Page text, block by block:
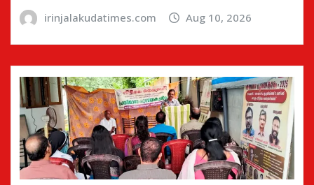
irinjalakudatimes.com Aug 10, 2026